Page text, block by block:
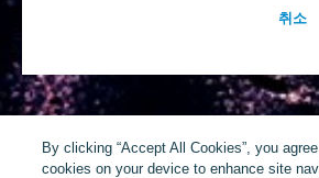
취소
By clicking “Accept All Cookies”, you
cookies on your device to enhance site